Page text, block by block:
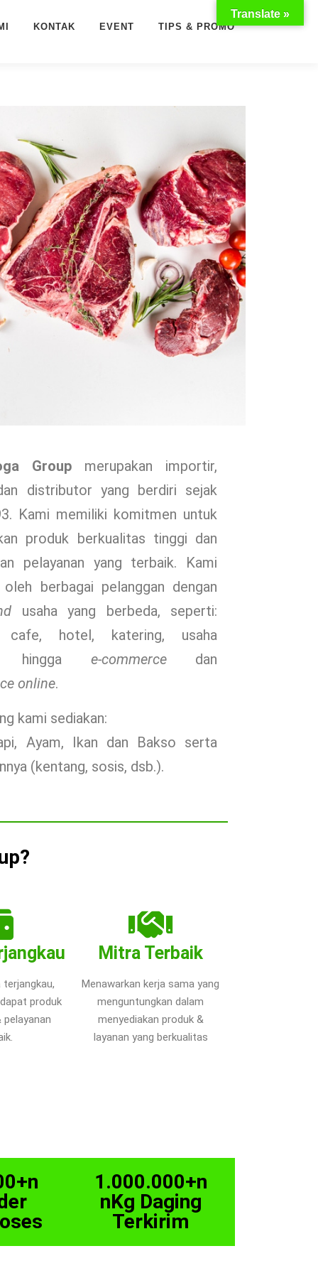
KONTAK EVENT TIPS & PROMO
Group merupakan importir,
distributor yang berdiri sejak
Kami memiliki komitmen untuk
produk berkualitas tinggi dan
pelayanan yang terbaik. Kami
oleh berbagai pelanggan dengan
usaha yang berbeda, seperti:
cafe, hotel, katering, usaha
hingga e-commercedan
online.
kami sediakan:
Ayam, Ikan dan Bakso serta
(kentang, sosis, dsb.).
terjangkau,
produk
Mitra Terbaik
Menawarkan kerja sama yang
menguntungkan dalam
menyediakan produk &
layanan yang berkualitas
1.000.000+n
nKg Daging
Terkirim
Translate »